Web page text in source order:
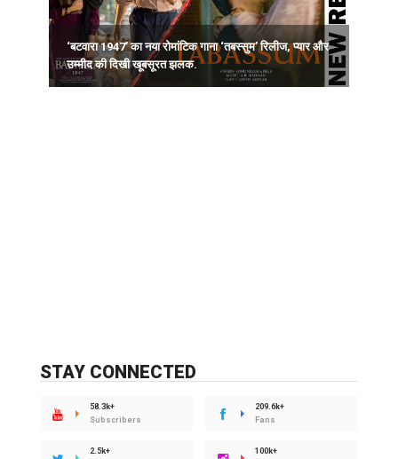
‘बटवारा 1947’ का नया रोमांटिक गाना ‘तबस्सुम’ रिलीज, प्यार और
उम्मीद की दिखी खूबसूरत झलक.
STAY CONNECTED
58.3k+
Subscribers
209.6k+
Fans
2.5k+
100k+